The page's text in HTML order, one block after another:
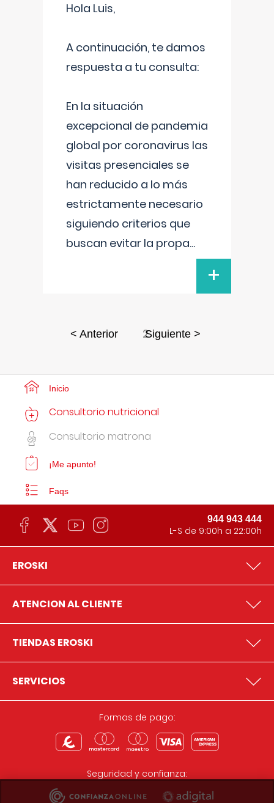
Hola Luis,
A continuación, te damos
respuesta a tu consulta:
En la situación
excepcional de pandemia
global por coronavirus las
visitas presenciales se
han reducido a lo más
estrictamente necesario
siguiendo criterios que
buscan evitar la propa...
+
< Anterior 2Siguiente >
Inicio
Consultorio nutricional
Consultorio matrona
¡Me apunto!
Faqs
944 943 444
L-S de 9:00h a 22:00h
EROSKI
ATENCION AL CLIENTE
TIENDAS EROSKI
SERVICIOS
Formas de pago:
Seguridad y confianza: